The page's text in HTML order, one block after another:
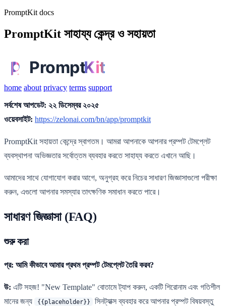
PromptKit docs
PromptKit সাহায্য কেন্দ্র ও সহায়তা
home about privacy terms support
সর্বশেষ আপডেট: ২২ ডিসেম্বর ২০২৫
ওয়েবসাইট: https://zelonai.com/bn/app/promptkit
PromptKit সহায়তা কেন্দ্রে স্বাগতম। আমরা আপনাকে আপনার প্রম্পট টেমপ্লেট
ব্যবস্থাপনা অভিজ্ঞতার সর্বোত্তম ব্যবহার করতে সাহায্য করতে এখানে আছি।
আমাদের সাথে যোগাযোগ করার আগে, অনুগ্রহ করে নিচের সাধারণ জিজ্ঞাসাগুলো পরীক্ষা
করুন, এগুলো আপনার সমস্যার তাৎক্ষণিক সমাধান করতে পারে।
সাধারণ জিজ্ঞাসা (FAQ)
শুরু করা
প্র: আমি কীভাবে আমার প্রথম প্রম্পট টেমপ্লেট তৈরি করব?
উ: এটি সহজ! "New Template" বোতামে ট্যাপ করুন, একটি শিরোনাম এবং গতিশীল
মানের জন্য
{{placeholder}}
সিনট্যাক্স ব্যবহার করে আপনার প্রম্পট বিষয়বস্তু